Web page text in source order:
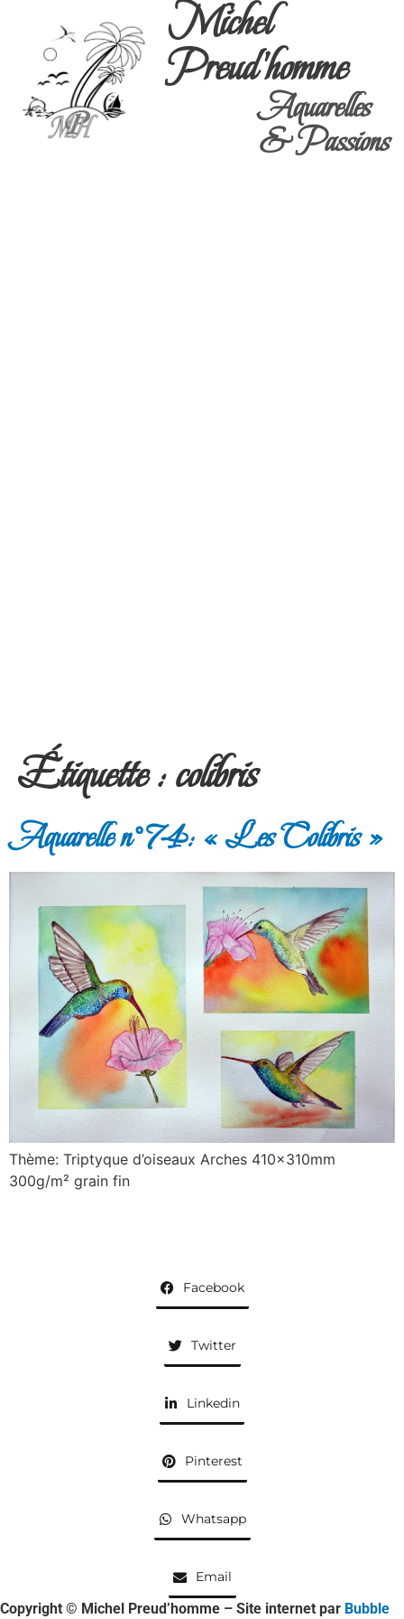
Michel
Preud'homme
Aquarelles
& Passions
Étiquette :colibris
Aquarelle n°74: « Les Colibris »
Thème: Triptyque d’oiseaux Arches 410x310mm
300g/m² grain fin
Facebook
Twitter
Linkedin
Pinterest
Whatsapp
Email
Copyright © Michel Preud’homme – Site internet par Bubble